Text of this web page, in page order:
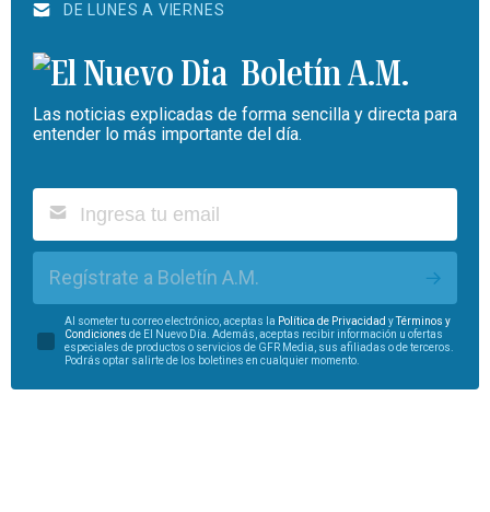
DE LUNES A VIERNES
Boletín A.M.
Las noticias explicadas de forma sencilla y directa para
entender lo más importante del día.
Regístrate a Boletín A.M.
Al someter tu correo electrónico, aceptas la Política de Privacidad yTérminos y
Condiciones de El Nuevo Día. Además, aceptas recibir información u ofertas
especiales de productos o servicios de GFR Media, sus afiliadas o de terceros.
Podrás optar salirte de los boletines en cualquier momento.